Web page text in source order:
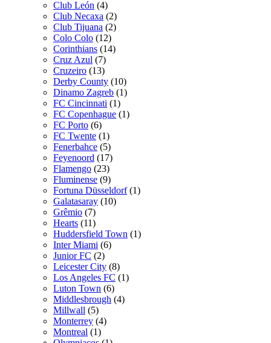
Club León (4)
Club Necaxa (2)
Club Tijuana (2)
Colo Colo (12)
Corinthians (14)
Cruz Azul (7)
Cruzeiro (13)
Derby County (10)
Dinamo Zagreb (1)
FC Cincinnati (1)
FC Copenhague (1)
FC Porto (6)
FC Twente (1)
Fenerbahce (5)
Feyenoord (17)
Flamengo (23)
Fluminense (9)
Fortuna Düsseldorf (1)
Galatasaray (10)
Grêmio (7)
Hearts (11)
Huddersfield Town (1)
Inter Miami (6)
Junior FC (2)
Leicester City (8)
Los Angeles FC (1)
Luton Town (6)
Middlesbrough (4)
Millwall (5)
Monterrey (4)
Montreal (1)